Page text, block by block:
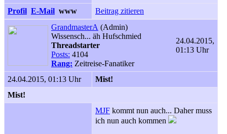
Profil E-Mail www
Beitrag zitieren
GrandmasterA (Admin)
Wissensch... äh Hufschmied
Threadstarter
Posts: 4104
Rang: Zeitreise-Fanatiker
24.04.2015,
01:13 Uhr
24.04.2015, 01:13 Uhr
Mist!
Mist!
MJF kommt nun auch... Daher muss
ich nun auch kommen